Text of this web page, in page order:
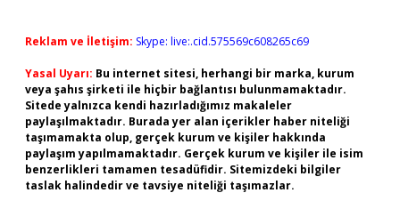
Reklam ve İletişim: Skype: live:.cid.575569c608265c69
Yasal Uyarı: Bu internet sitesi, herhangi bir marka, kurum
veya şahıs şirketi ile hiçbir bağlantısı bulunmamaktadır.
Sitede yalnızca kendi hazırladığımız makaleler
paylaşılmaktadır. Burada yer alan içerikler haber niteliği
taşımamakta olup, gerçek kurum ve kişiler hakkında
paylaşım yapılmamaktadır. Gerçek kurum ve kişiler ile isim
benzerlikleri tamamen tesadüfidir. Sitemizdeki bilgiler
taslak halindedir ve tavsiye niteliği taşımazlar.